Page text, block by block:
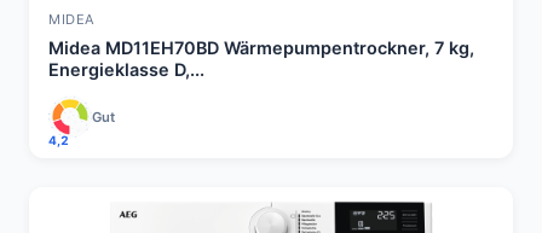
MIDEA
Midea MD11EH70BD Wärmepumpentrockner, 7 kg,
Energieklasse D,...
4,2
Gut